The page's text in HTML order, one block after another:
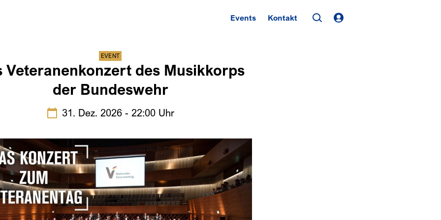
Events Kontakt
EVENT
Veteranenkonzert des Musikkorps
der Bundeswehr
31. Dez. 2026 - 22:00 Uhr